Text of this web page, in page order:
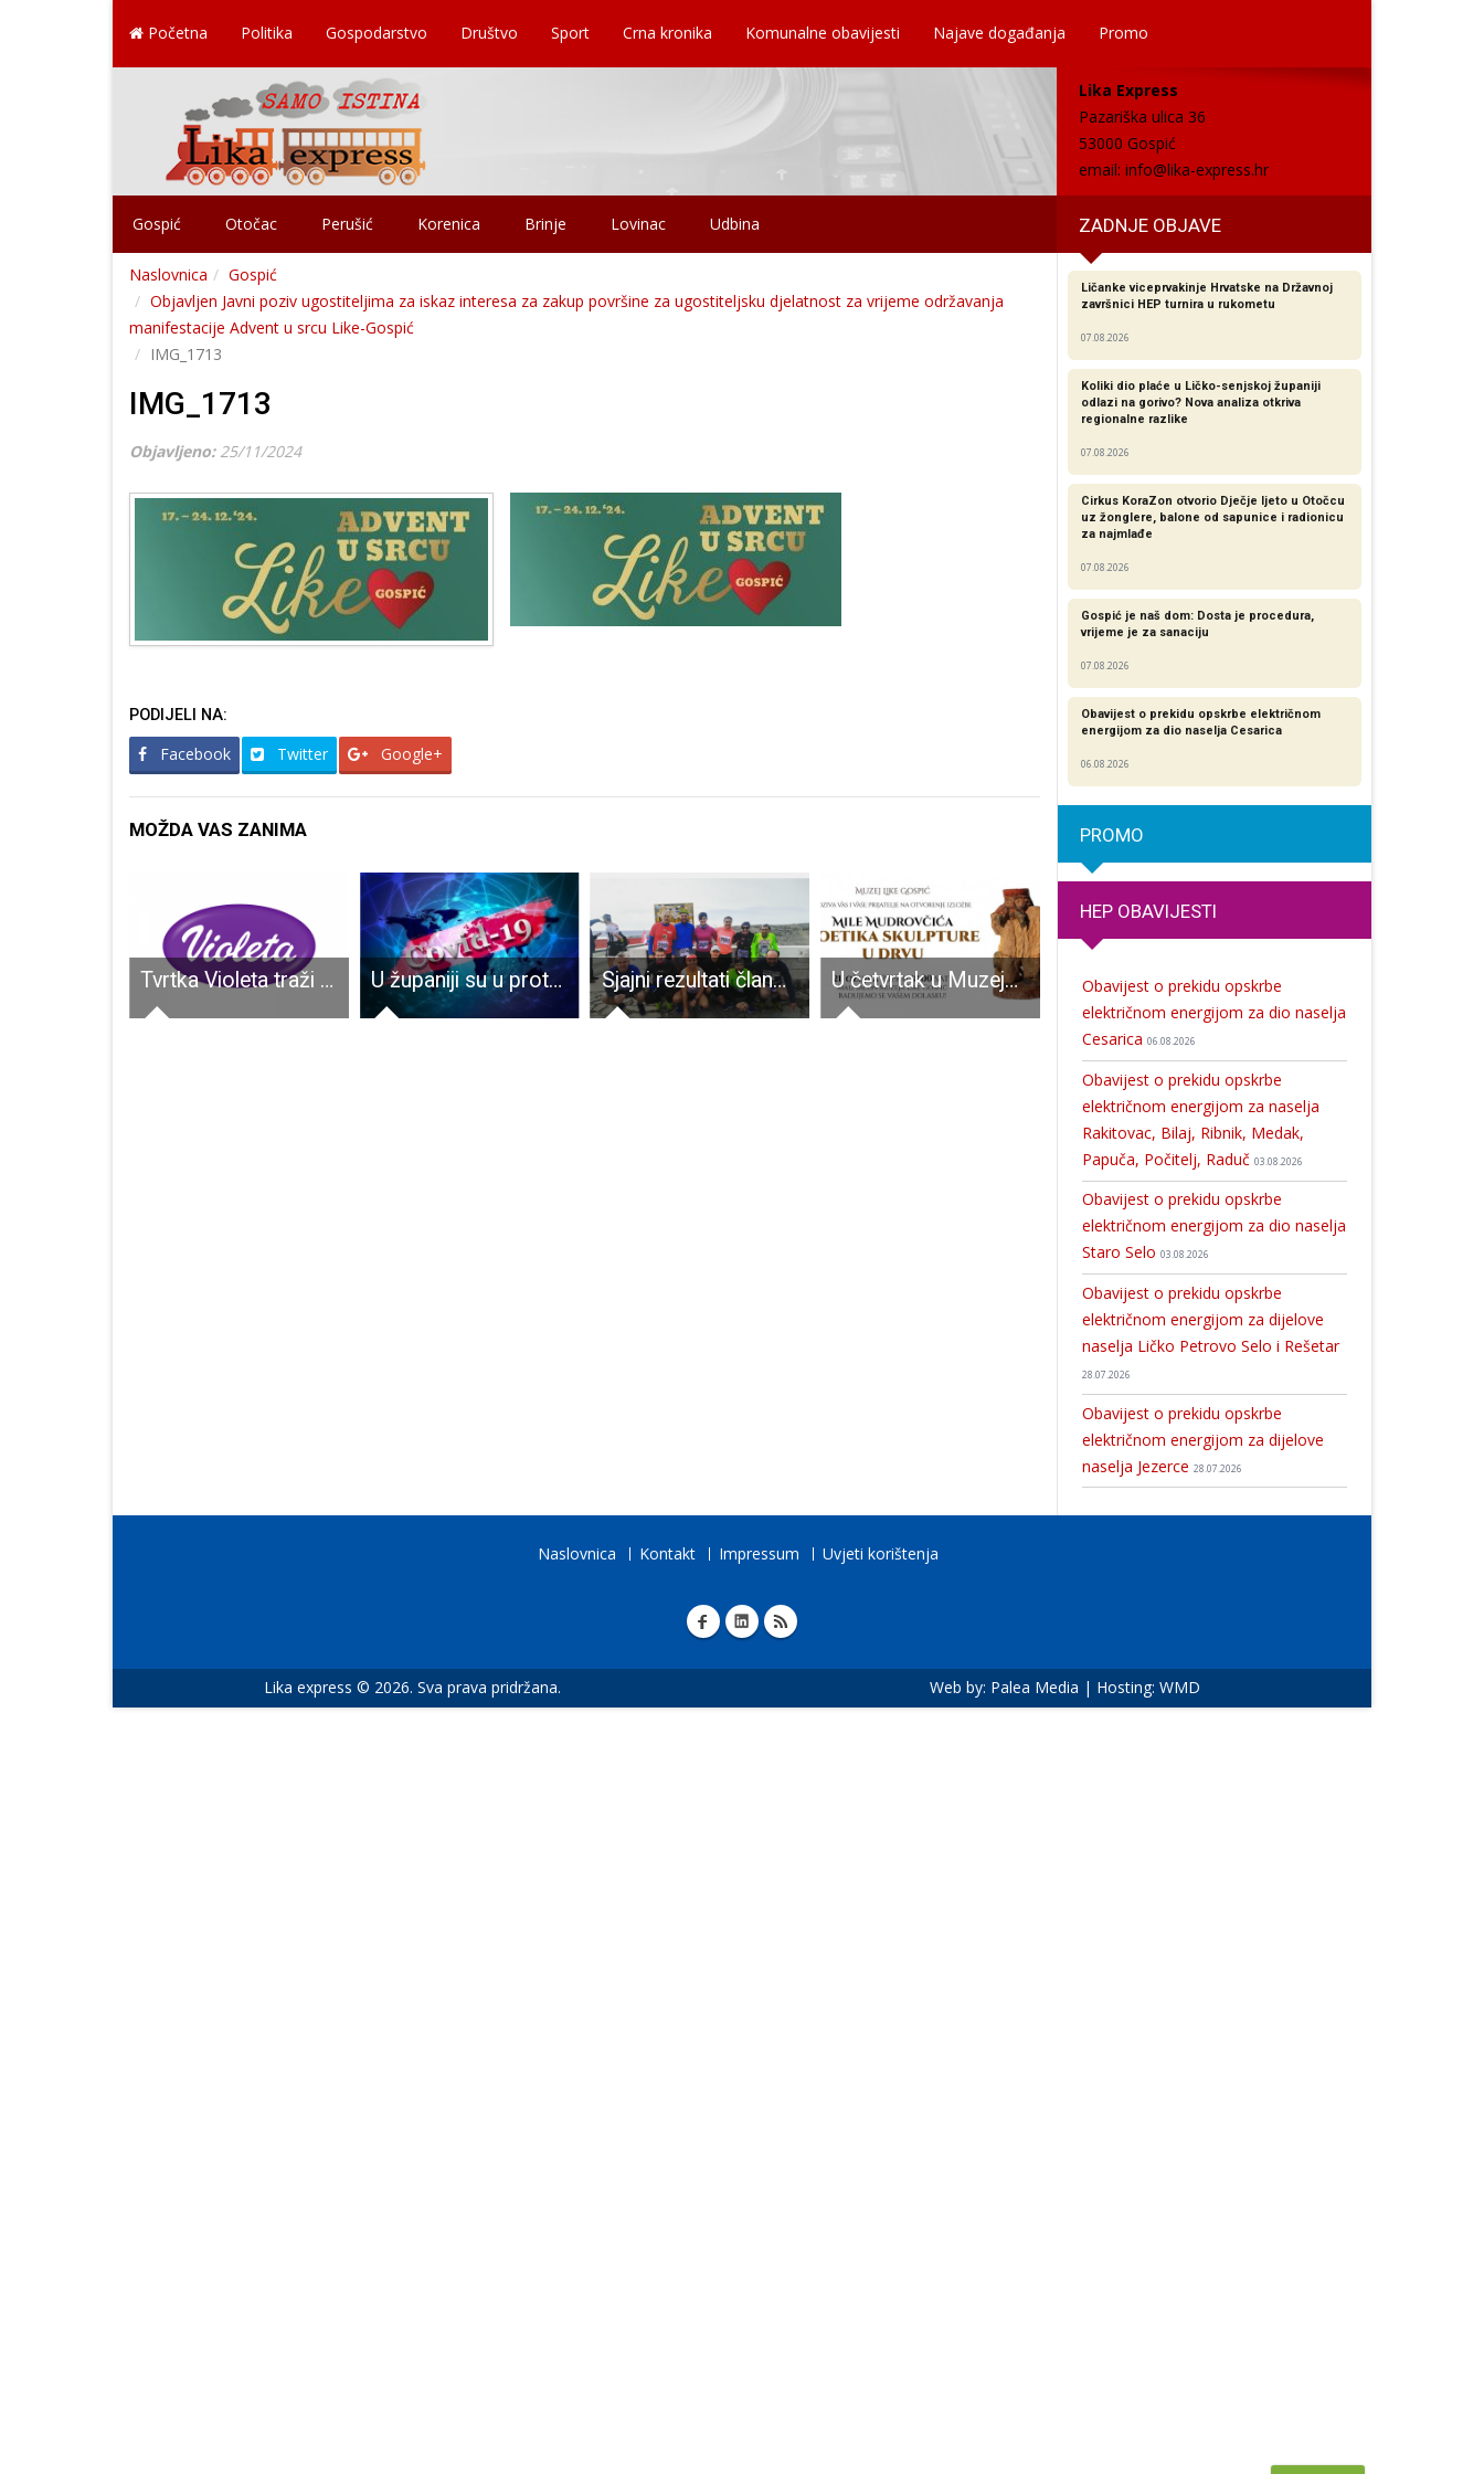
Početna Politika Gospodarstvo Društvo Sport Crna kronika Komunalne obavijesti Najave događanja Promo
Lika Express
Pazariška ulica 36
53000 Gospić
email: info@lika-express.hr
Gospić Otočac Perušić Korenica Brinje Lovinac Udbina ZADNJE OBJAVE
Naslovnica
Gospić
Objavljen Javni poziv ugostiteljima za iskaz interesa za zakup površine za ugostiteljsku djelatnost za vrijeme održavanja
manifestacije Advent u srcu Like-Gospić
IMG_1713
IMG_1713
Objavljeno: 25/11/2024
PODIJELI NA:
Facebook Twitter Google+
MOŽDA VAS ZANIMA
Tvrtka Violeta traži više radnika za područje Rijeke U županiji su u protekla 24 sata dvije novooboljele osobe od COVID-19 Sjajni rezultati članova AK VELEBIT 2001. U četvrtak u Muzeju Like otvorenje izložbe autora Mile Mudrovčića Gospićki gimnazijalci na putu u Europski parlament!!!
Ličanke viceprvakinje Hrvatske na Državnoj
završnici HEP turnira u rukometu
07.08.2026
Koliki dio plaće u Ličko-senjskoj županiji
odlazi na gorivo? Nova analiza otkriva
regionalne razlike​
07.08.2026
Cirkus KoraZon otvorio Dječje ljeto u Otočcu
uz žonglere, balone od sapunice i radionicu
za najmlađe
07.08.2026
Gospić je naš dom: Dosta je procedura,
vrijeme je za sanaciju
07.08.2026
Obavijest o prekidu opskrbe električnom
energijom za dio naselja Cesarica
06.08.2026
PROMO
HEP OBAVIJESTI
Obavijest o prekidu opskrbe
električnom energijom za dio naselja
Cesarica 06.08.2026
Obavijest o prekidu opskrbe
električnom energijom za naselja
Rakitovac, Bilaj, Ribnik, Medak,
Papuča, Počitelj, Raduč 03.08.2026
Obavijest o prekidu opskrbe
električnom energijom za dio naselja
Staro Selo 03.08.2026
Obavijest o prekidu opskrbe
električnom energijom za dijelove
naselja Ličko Petrovo Selo i Rešetar
28.07.2026
Obavijest o prekidu opskrbe
električnom energijom za dijelove
naselja Jezerce 28.07.2026
Naslovnica Kontakt Impressum Uvjeti korištenja
Lika express © 2026. Sva prava pridržana. Web by: Palea Media | Hosting: WMD